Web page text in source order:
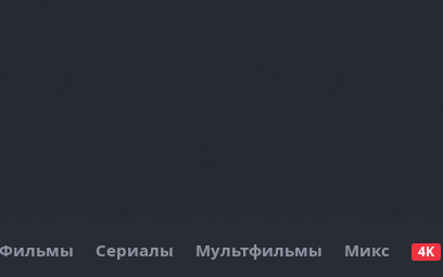
Фильмы Сериалы Мультфильмы Микс 4K